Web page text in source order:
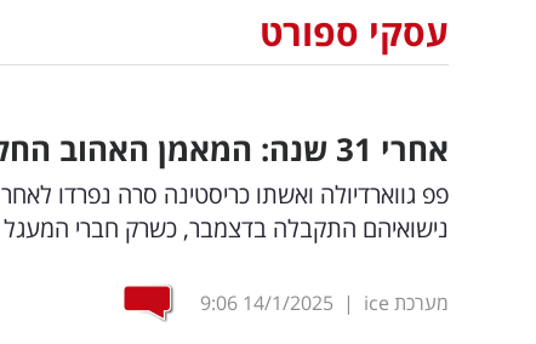
עסקי ספורט
אחרי 31 שנה: המאמן האהוב החליט להפרד
נישואיהם התקבלה בדצמבר, כשרק חברי המעגל
מערכת ice |
14/1/2025
9:06